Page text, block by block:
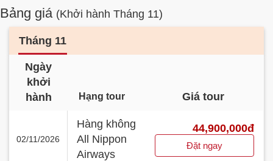
Bảng giá (Khởi hành Tháng 11)
Tháng 11
Ngày
khởi
hành
Hạng tour Giá tour
02/11/2026
Hàng không
All Nippon
Airways
44,900,000đ
Đặt ngay